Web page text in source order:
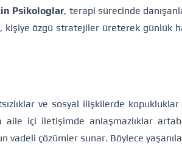
Psikologlar, terapi sürecinde
kişiye özgü stratejiler üreterek
ve sosyal ilişkilerde
aile içi iletişimde anlaşmazlıklar
çözümler sunar. Böylece